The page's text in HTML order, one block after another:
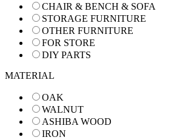
CHAIR & BENCH & SOFA
STORAGE FURNITURE
OTHER FURNITURE
FOR STORE
DIY PARTS
MATERIAL
OAK
WALNUT
ASHIBA WOOD
IRON